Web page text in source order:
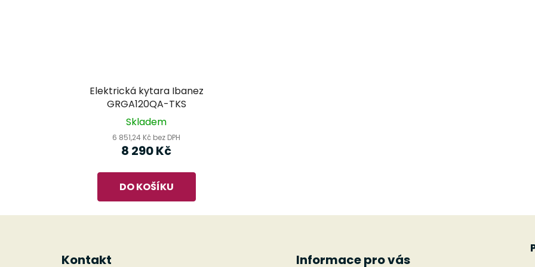
Elektrická kytara Ibanez
GRGA120QA-TKS
Skladem
6 851,24 Kč bez DPH
8 290 Kč
DO KOŠÍKU
Kontakt Informace pro vás